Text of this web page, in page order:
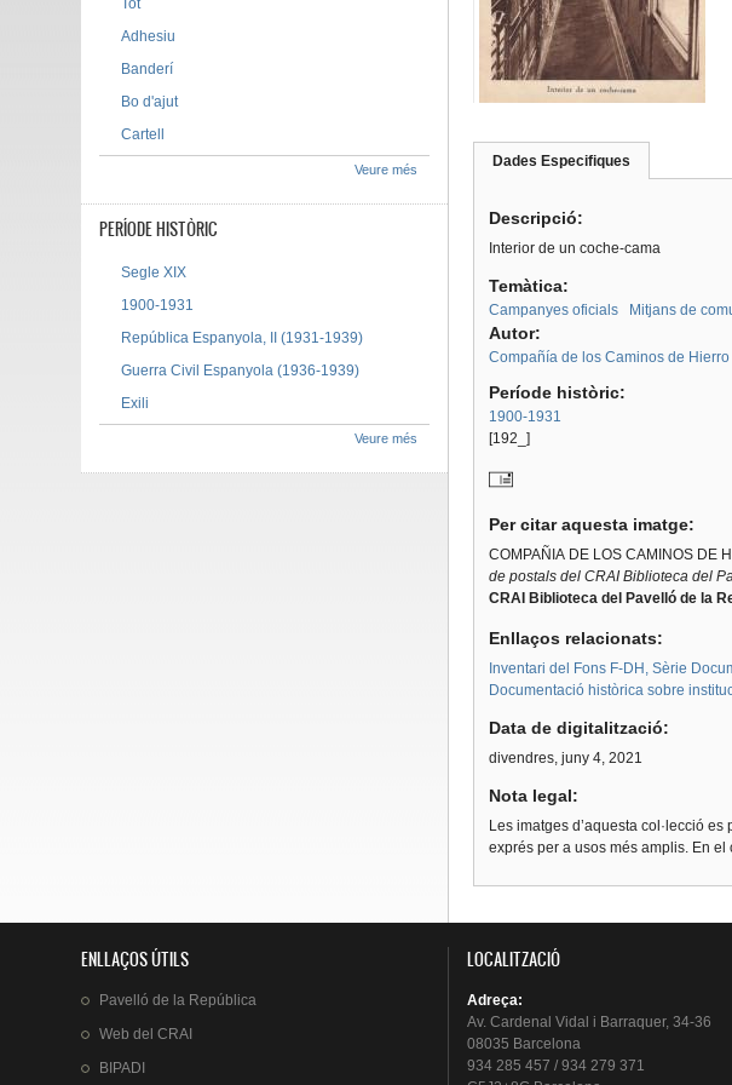
Dades Especifiques
activa)
Descripció:
Interior de un coche-cama
Temàtica:
Campanyes oficials Mitjans de
Autor:
Compañía de los Caminos de
Període històric:
1900-1931
[192_]
Per citar aquesta imatge:
COMPAÑIA DE LOS CAMINOS DE
de postals del CRAI Biblioteca del
CRAI Biblioteca del Pavelló de la
Enllaços relacionats:
Inventari del Fons F-DH, Sèrie
Documentació històrica sobre
Data de digitalització:
divendres, juny 4, 2021
Nota legal:
Les imatges d’aquesta col·lecció
exprés per a usos més amplis. En
Tot
Adhesiu
Banderí
Bo d'ajut
Cartell
Veure més
PERÍODE HISTÒRIC
Segle XIX
1900-1931
República Espanyola, II (1931-1939)
Guerra Civil Espanyola (1936-1939)
Exili
Veure més
ENLLAÇOS ÚTILS
Pavelló de la República
Web delCRAI
BIPADI
LOCALITZACIÓ
Adreça:
Av. Cardenal Vidal i Barraquer, 34-36
08035 Barcelona
934 285 457 / 934 279 371